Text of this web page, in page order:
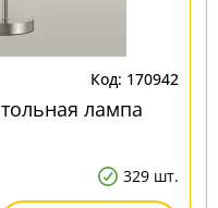
170942
лампа
329 шт.